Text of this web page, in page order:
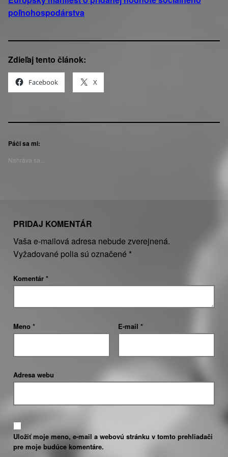
poľnohospodárstva
Zdieľaj tento článok:
Facebook X
Páči sa mi:
Nahráva sa...
PRIDAJ KOMENTÁR
Vaša e-mailová adresa nebude zverejnená.
Vyžadované polia sú označené *
Komentár *
Meno * E-mail *
Adresa webu
Uložiť moje meno, e-mail a webovú stránku v tomto prehliadači
pre moje budúce komentáre.